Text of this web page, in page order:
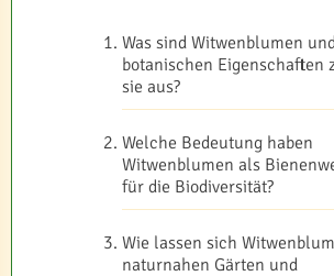
Was sind Witwenblumen
botanischen Eigenschaften
sie aus?
Welche Bedeutung haben
Witwenblumen als
für die Biodiversität?
Wie lassen sich
naturnahen Gärten und